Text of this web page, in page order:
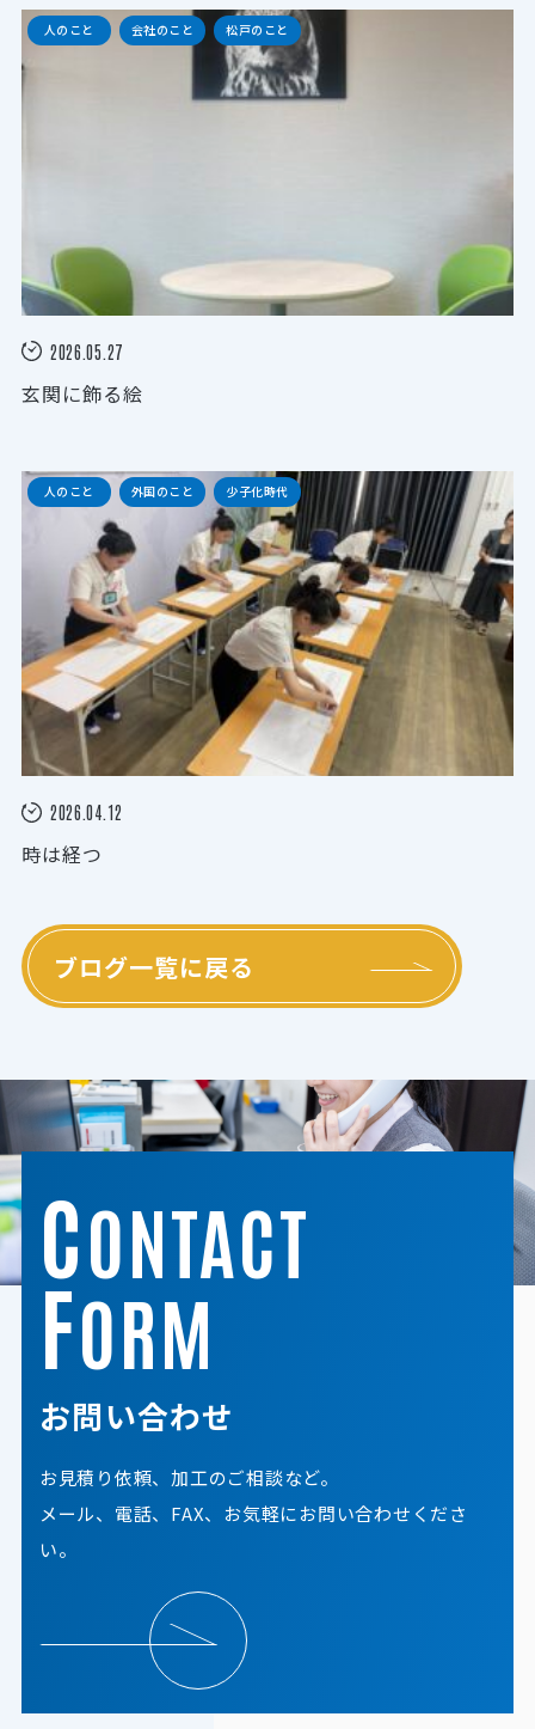
2026.05.27
玄関に飾る絵
人のこと 会社のこと 松戸のこと
2026.04.12
時は経つ
人のこと 外国のこと 少子化時代
ブログ一覧に戻る
CONTACT
FORM
お問い合わせ
お見積り依頼、加工のご相談など。
メール、電話、FAX、お気軽にお問い合わせくださ
い。